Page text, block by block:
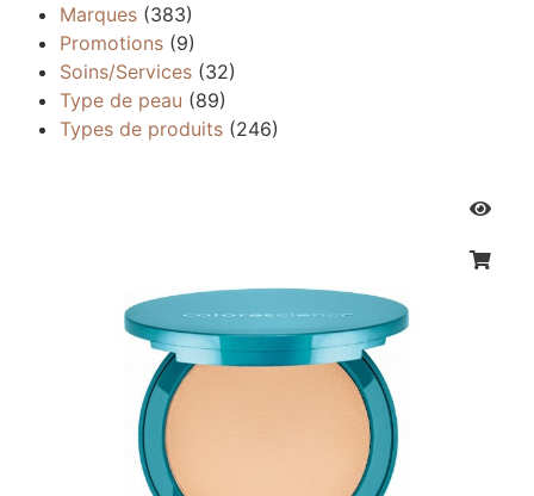
Marques (383)
Promotions (9)
Soins/Services (32)
Type de peau (89)
Types de produits (246)